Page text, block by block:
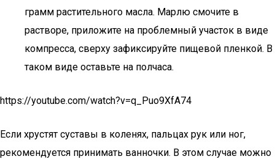
грамм растительного масла. Марлю смочите в
растворе, приложите на проблемный участок в виде
компресса, сверху зафиксируйте пищевой пленкой. В
таком виде оставьте на полчаса.
https://youtube.com/watch?v=q_Puo9XfA74
Если хрустят суставы в коленях, пальцах рук или ног,
рекомендуется принимать ванночки. В этом случае можно